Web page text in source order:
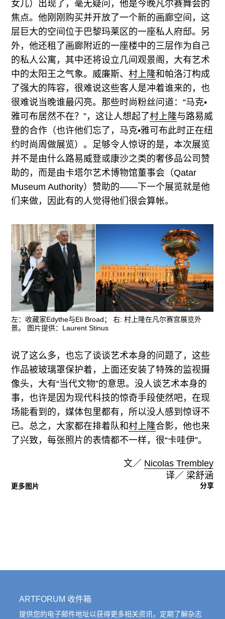
女儿）出现了，毫无疑问，他是今晚凡尔赛舞会的
焦点。他刚刚购买并开放了一个新的画廊空间，这
层巨大的空间位于巴黎玛莱区的一座私人府邸。另
外，他还租了画廊附近的一座楼中的三层作为自己
的私人公寓，其中还将设立几间观景阁，大有艺术
中的太阳王之气象。威廉斯、村上隆和帕洛汀构成
了强大的阵容，很难说这些客人是冲着谁来的，也
很难说当晚谁最闪亮。那些时尚粉丝问道：“马克•
雅可布居然不在？”，这让人想起了村上隆与路易威
登的合作（也许他们忘了，马克•雅可布此时正在纽
约时尚周做展览）。足够令人惊讶的是，本次展览
并不是由什么路易威登或康沙之类的奢侈品公司赞
助的，而是由卡塔尔艺术博物馆董事会（Qatar
Museum Authority）赞助的——下一个展览就是他
们来做，因此有的人觉得他们很会算帐。
左：收藏家Edythe与Eli Broad； 右: 村上隆在凡尔赛宫展览外
景。 图片提供：Laurent Stinus
说了这么多，也忘了谈谈艺术本身的问题了，这些
作品被玻璃罩保护着，上面还安装了特殊的监视摄
像头，大有“当代文物”的意思。没人谈艺术本身的
事，也许是因为现代科技的惊奇手段使然吧，在现
场能看到的，媒体包里都有，所以没人感到惊讶不
已。总之，大家都在排着队和村上隆合影，他也来
了兴致，每张照片的表情都不一样，很“卡哇伊”。
文／ Nicolas Trembley
译／ 梁舒涵
更多图片 分享
ARTFORUM 收件箱
提供您的电子邮件地址以获得更多相关资讯，定期了解杂志